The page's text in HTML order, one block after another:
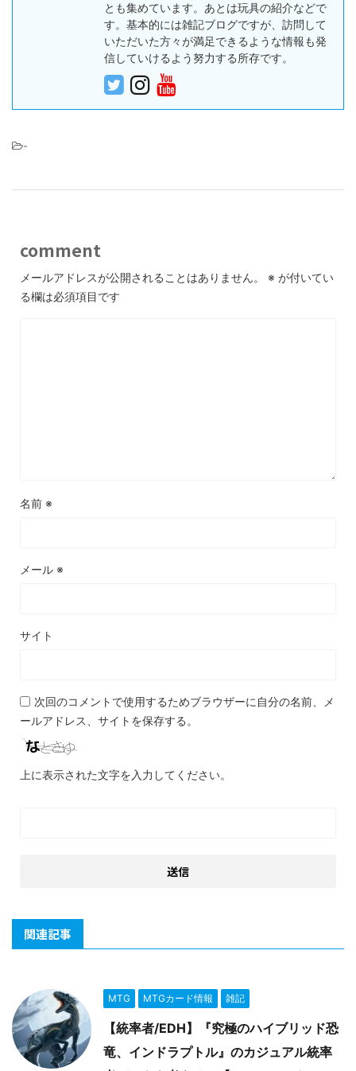
とも集めています。あとは玩具の紹介などで
す。基本的には雑記ブログですが、訪問して
いただいた方々が満足できるような情報も発
信していけるよう努力する所存です。
-
comment
メールアドレスが公開されることはありません。 ※ が付いてい
る欄は必須項目です
名前 ※
メール ※
サイト
次回のコメントで使用するためブラウザーに自分の名前、メ
ールアドレス、サイトを保存する。
上に表示された文字を入力してください。
関連記事
MTG MTGカード情報 雑記
【統率者/EDH】『究極のハイブリッド恐
竜、インドラプトル』のカジュアル統率